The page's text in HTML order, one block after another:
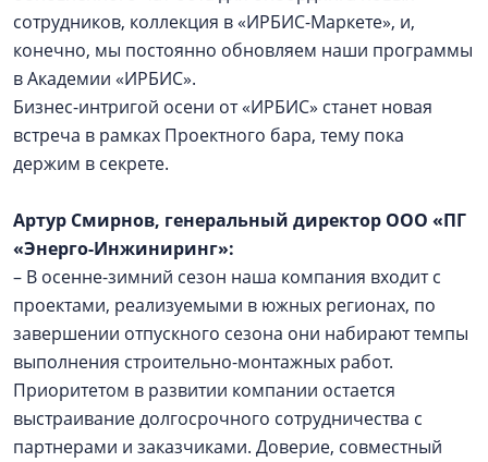
сотрудников, коллекция в «ИРБИС-Маркете», и,
конечно, мы постоянно обновляем наши программы
в Академии «ИРБИС».
Бизнес-интригой осени от «ИРБИС» станет новая
встреча в рамках Проектного бара, тему пока
держим в секрете.
Артур Смирнов, генеральный директор ООО «ПГ
«Энерго-Инжиниринг»:
– В осенне-зимний сезон наша компания входит с
проектами, реализуемыми в южных регионах, по
завершении отпускного сезона они набирают темпы
выполнения строительно-монтажных работ.
Приоритетом в развитии компании остается
выстраивание долгосрочного сотрудничества с
партнерами и заказчиками. Доверие, совместный